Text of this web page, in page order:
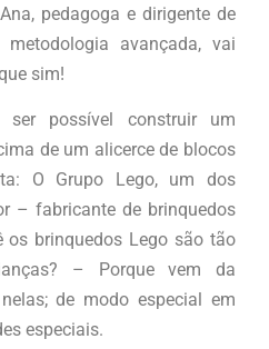
pedagoga e dirigente de
avançada, vai
sim!
ser possível construir um
de um alicerce de blocos
O Grupo Lego, um dos
– fabricante de brinquedos
os brinquedos Lego são tão
– Porque vem da
de modo especial em
especiais.